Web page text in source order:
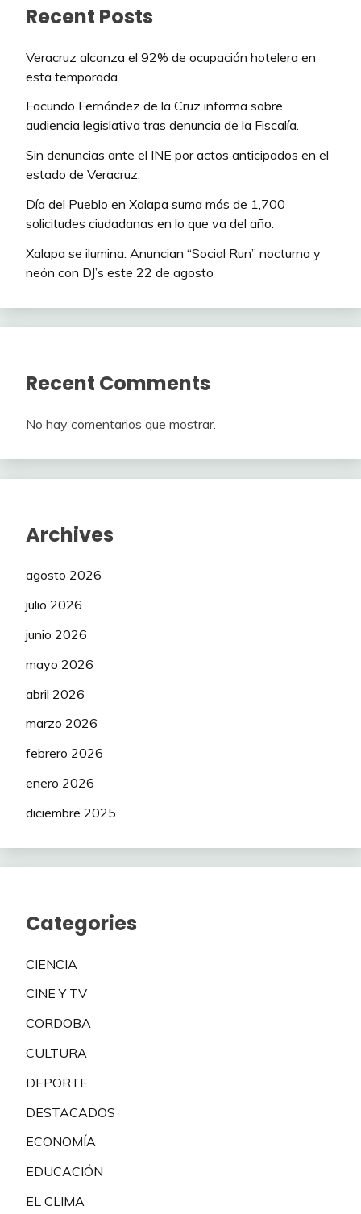
Recent Posts
Veracruz alcanza el 92% de ocupación hotelera en
esta temporada.
Facundo Fernández de la Cruz informa sobre
audiencia legislativa tras denuncia de la Fiscalía.
Sin denuncias ante el INE por actos anticipados en el
estado de Veracruz.
Día del Pueblo en Xalapa suma más de 1,700
solicitudes ciudadanas en lo que va del año.
Xalapa se ilumina: Anuncian “Social Run” nocturna y
neón con DJ’s este 22 de agosto
Recent Comments
No hay comentarios que mostrar.
Archives
agosto 2026
julio 2026
junio 2026
mayo 2026
abril 2026
marzo 2026
febrero 2026
enero 2026
diciembre 2025
Categories
CIENCIA
CINE Y TV
CORDOBA
CULTURA
DEPORTE
DESTACADOS
ECONOMÍA
EDUCACIÓN
EL CLIMA